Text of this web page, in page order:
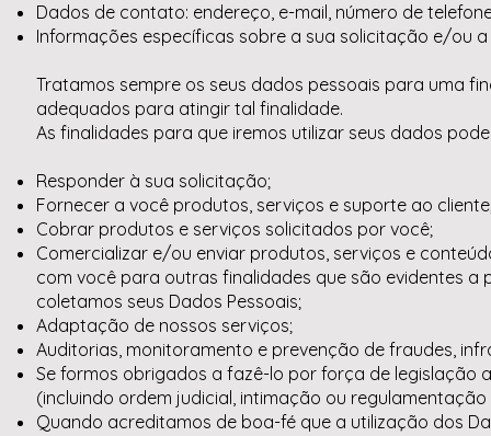
Dados de contato: endereço, e-mail, número de
Informações específicas sobre a sua solicitação e/ou a
Tratamos sempre os seus dados pessoais para uma
adequados para atingir tal finalidade.
As finalidades para que iremos utilizar seus dados
Responder à sua solicitação;
Fornecer a você produtos, serviços e suporte ao
Cobrar produtos e serviços solicitados por você;
Comercializar e/ou enviar produtos, serviços e
com você para outras finalidades que são evidentes
coletamos seus Dados Pessoais;
Adaptação de nossos serviços;
Auditorias, monitoramento e prevenção de fraudes,
Se formos obrigados a fazê-lo por força de legislação
(incluindo ordem judicial, intimação ou
Quando acreditamos de boa-fé que a utilização dos